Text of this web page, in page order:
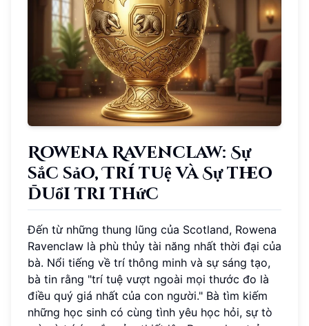
Rowena Ravenclaw: Sự
sắc sảo, Trí tuệ và Sự theo
đuổi tri thức
Đến từ những thung lũng của Scotland, Rowena
Ravenclaw là phù thủy tài năng nhất thời đại của
bà. Nổi tiếng về trí thông minh và sự sáng tạo,
bà tin rằng "trí tuệ vượt ngoài mọi thước đo là
điều quý giá nhất của con người." Bà tìm kiếm
những học sinh có cùng tình yêu học hỏi, sự tò